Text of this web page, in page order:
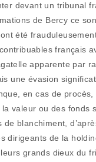
devant un tribunal
de Bercy ce
été
français
apparente par
une évasion
en cas de
la valeur ou des fonds
de blanchiment,
dirigeants de la
grands dieux du